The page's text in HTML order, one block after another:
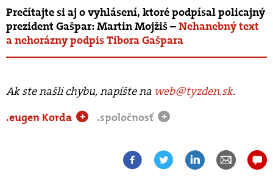
Prečítajte si aj o vyhlásení, ktoré podpísal policajný
prezident Gašpar: Martin Mojžiš –Nehanebný text
a nehorázny podpis Tibora Gašpara
Ak ste našli chybu, napíšte na web@tyzden.sk.
.eugen Korda
+ .spoločnosť +